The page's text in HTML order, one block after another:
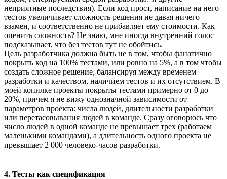
неприятные последствия). Если код прост, написание на него
тестов увеличивает сложность решения не давая ничего
взамен, и соответственно не прибавляет ему стоимости. Как
оценить сложность? Не знаю, мне иногда внутренний голос
подсказывает, что без тестов тут не обойтись.
Цель разработчика должна быть не в том, чтобы фанатично
покрыть код на 100% тестами, или ровно на 5%, а в том чтобы
создать сложное решение, балансируя между временем
разработки и качеством, наличием тестов и их отсутствием. В
моей копилке проекты покрыты тестами примерно от 0 до
20%, причем я не вижу однозначной зависимости от
параметров проекта: числа людей, длительности разработки
или перетасовывания людей в команде. Сразу оговорюсь что
число людей в одной команде не превышает трех (работаем
маленькими командами), а длительность одного проекта не
превышает 2 000 человеко-часов разработки.
4. Тесты как спецификация